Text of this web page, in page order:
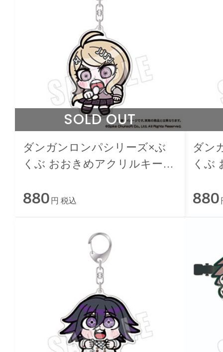
SOLD OUT
ダンガンロンパシリーズ×ぶ
くぶ おおきめアクリルキーホ
880 円 税込
ダン
くぶ
880